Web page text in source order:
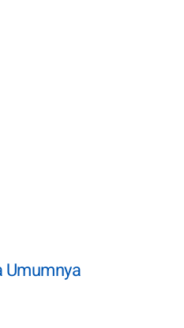
Umumnya